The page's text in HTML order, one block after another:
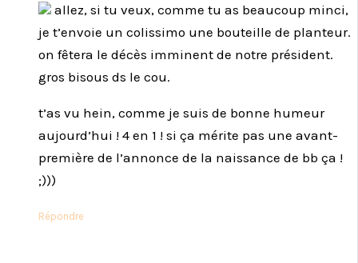
allez, si tu veux, comme tu as beaucoup minci,
je t’envoie un colissimo une bouteille de planteur.
on fêtera le décès imminent de notre président.
gros bisous ds le cou.
t’as vu hein, comme je suis de bonne humeur
aujourd’hui ! 4 en 1 ! si ça mérite pas une avant-
première de l’annonce de la naissance de bb ça !
;)))
Répondre